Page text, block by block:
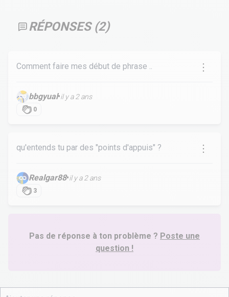
RÉPONSES (2)
Comment faire mes début de phrase ..
bbgyual•il y a 2 ans
0
qu'entends tu par des "points d'appuis" ?
Realgar88•il y a 2 ans
3
Pas de réponse à ton problème ? Poste une
question !